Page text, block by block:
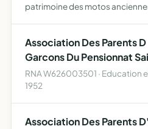
patrimoine des motos
Association Des Parents
Garcons Du Pensionnat
RNA W626003501 · Education
1952
Association Des Parents